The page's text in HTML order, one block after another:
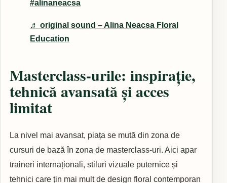
#alinaneacsa
♬ original sound – Alina Neacsa Floral
Education
Masterclass-urile: inspirație,
tehnică avansată și acces
limitat
La nivel mai avansat, piața se mută din zona de
cursuri de bază în zona de masterclass-uri. Aici apar
traineri internaționali, stiluri vizuale puternice și
tehnici care țin mai mult de design floral contemporan